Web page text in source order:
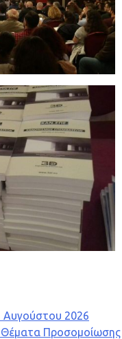
Αυγούστου 2026
Θέματα Προσομοίωσης